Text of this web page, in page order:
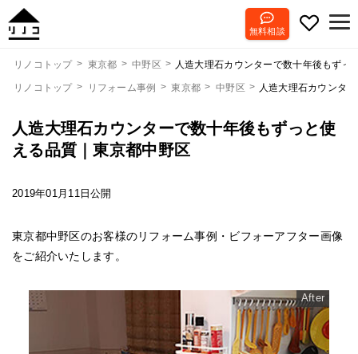
無料相談
リノコトップ 東京都 中野区 人造大理石カウンターで数十年後もずっ
リノコトップ リフォーム事例 東京都 中野区 人造大理石カウンタ
人造大理石カウンターで数十年後もずっと使
える品質｜東京都中野区
2019年01月11日公開
東京都中野区のお客様のリフォーム事例・ビフォーアフター画像
をご紹介いたします。
After